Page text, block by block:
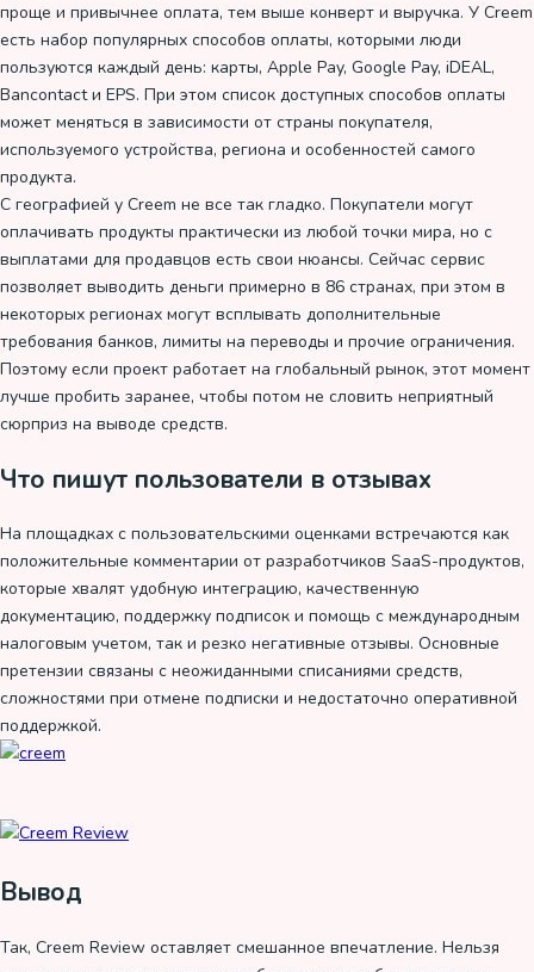
проще и привычнее оплата, тем выше конверт и выручка. У Creem
есть набор популярных способов оплаты, которыми люди
пользуются каждый день: карты, Apple Pay, Google Pay, iDEAL,
Bancontact и EPS. При этом список доступных способов оплаты
может меняться в зависимости от страны покупателя,
используемого устройства, региона и особенностей самого
продукта.
С географией у Creem не все так гладко. Покупатели могут
оплачивать продукты практически из любой точки мира, но с
выплатами для продавцов есть свои нюансы. Сейчас сервис
позволяет выводить деньги примерно в 86 странах, при этом в
некоторых регионах могут всплывать дополнительные
требования банков, лимиты на переводы и прочие ограничения.
Поэтому если проект работает на глобальный рынок, этот момент
лучше пробить заранее, чтобы потом не словить неприятный
сюрприз на выводе средств.
Что пишут пользователи в отзывах
На площадках с пользовательскими оценками встречаются как
положительные комментарии от разработчиков SaaS-продуктов,
которые хвалят удобную интеграцию, качественную
документацию, поддержку подписок и помощь с международным
налоговым учетом, так и резко негативные отзывы. Основные
претензии связаны с неожиданными списаниями средств,
сложностями при отмене подписки и недостаточно оперативной
поддержкой.
Вывод
Так, Creem Review оставляет смешанное впечатление. Нельзя